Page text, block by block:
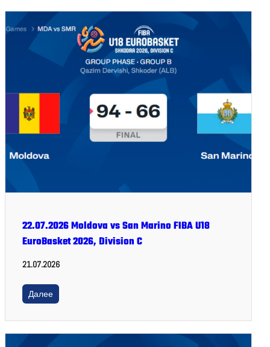
22.07.2026 Moldova vs San Marino FIBA U18
EuroBasket 2026, Division C
21.07.2026
Далее